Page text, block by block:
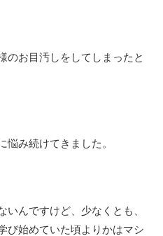
のお目汚しをしてしまったと
悩み続けてきました。
んですけど、少なくとも、
び始めていた頃よりかはマシ